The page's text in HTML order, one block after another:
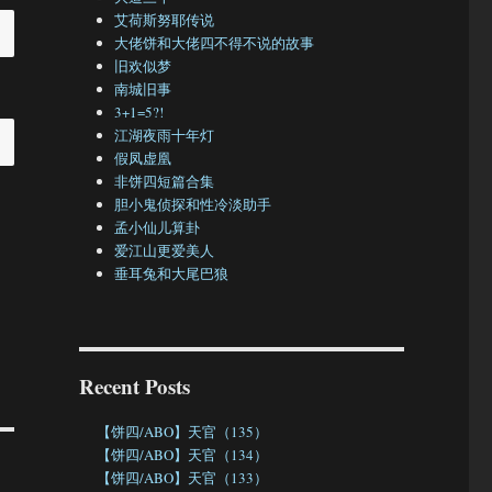
艾荷斯努耶传说
大佬饼和大佬四不得不说的故事
旧欢似梦
南城旧事
3+1=5?!
江湖夜雨十年灯
假凤虚凰
非饼四短篇合集
胆小鬼侦探和性冷淡助手
孟小仙儿算卦
爱江山更爱美人
垂耳兔和大尾巴狼
Recent Posts
【饼四/ABO】天官（135）
【饼四/ABO】天官（134）
【饼四/ABO】天官（133）